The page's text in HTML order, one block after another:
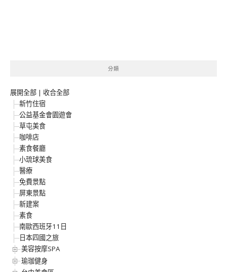
分類
展開全部 | 收合全部
新竹住宿
公益基金會園遊會
草屯美食
咖啡店
素食餐廳
小琉球美食
醫療
免費景點
屏東景點
新建案
素食
南歐西班牙11日
日本四國之旅
美容按摩SPA
瑜珈健身